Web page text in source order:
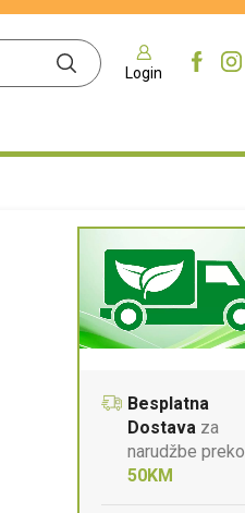
Login
Besplatna
Dostavaza
narudžbe preko
50KM